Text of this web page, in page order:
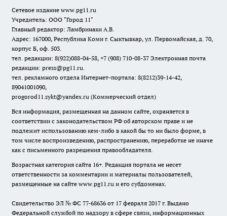
Сетевое издание www.pg11.ru
Учредитель: ООО "Город 11"
Главный редактор: Ламбринаки А.В.
Адрес: 167000, Республика Коми г. Сыктывкар, ул. Первомайская, д. 70,
корпус Б, оф. 503.
тел. редакции: 8(922)088-04-58, +7 (908) 710-08-37 Электронная почта
редакции: press@pg11.ru.
тел. рекламного отдела Интернет-портала: 8(8212)39-14-42,
89041001090,
progorod11.sykt@yandex.ru (Коммерческий отдел)
Вся информация, размещенная на данном сайте, охраняется в
соответствии с законодательством РФ об авторском праве и не
подлежит использованию кем-либо в какой бы то ни было форме, в
том числе воспроизведению, распространению, переработке не иначе
как с письменного разрешения правообладателя.
Возрастная категория сайта 16+. Редакция портала не несет
ответственности за комментарии и материалы пользователей,
размещенные на сайте www.pg11.ru и его субдоменах.
Свидетельство ЭЛ № ФС 77-68636 от 17 февраля 2017 г. Выдано
Федеральной службой по надзору в сфере связи, информационных